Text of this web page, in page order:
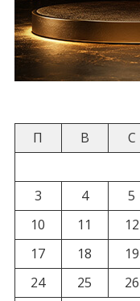
П
В С
3
4 5
10
11 12
17
18 19
24
25 26